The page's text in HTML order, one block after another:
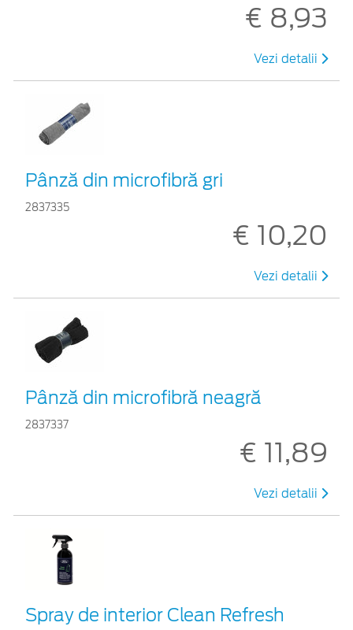
€ 8,93
Vezi detalii
Pânză din microfibră gri
2837335
€ 10,20
Vezi detalii
Pânză din microfibră neagră
2837337
€ 11,89
Vezi detalii
Spray de interior Clean Refresh